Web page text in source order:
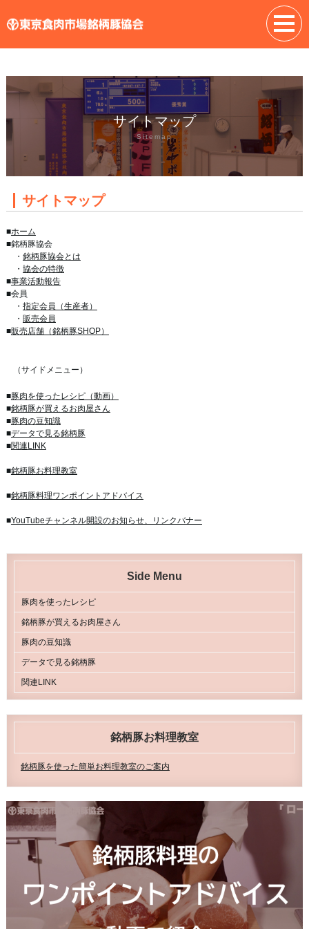
サイトマップ
Sitemap
サイトマップ
■ホーム
■銘柄豚協会
・ 銘柄豚協会とは
・ 協会の特徴
■事業活動報告
■会員
・ 指定会員（生産者）
・ 販売会員
■販売店舗（銘柄豚SHOP）
（サイドメニュー）
■豚肉を使ったレシピ（動画）
■銘柄豚が買えるお肉屋さん
■豚肉の豆知識
■データで見る銘柄豚
■関連LINK
■銘柄豚お料理教室
■銘柄豚料理ワンポイントアドバイス
■YouTubeチャンネル開設のお知らせ、リンクバナー
Side Menu
豚肉を使ったレシピ
銘柄豚が買えるお肉屋さん
豚肉の豆知識
データで見る銘柄豚
関連LINK
銘柄豚お料理教室
銘柄豚を使った簡単お料理教室のご案内